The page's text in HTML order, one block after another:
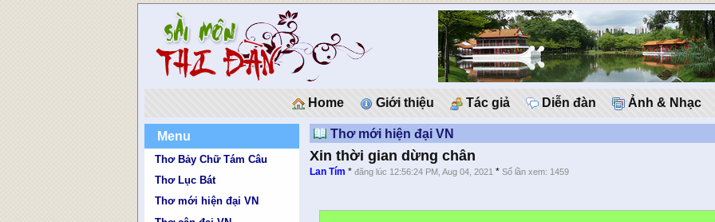
Home Giới thiệu Tác giả Diễn đàn Ảnh & Nhạc
Menu
Thơ Bảy Chữ Tám Câu
Thơ Lục Bát
Thơ mới hiện đại VN
Thơ mới hiện đại VN
Xin thời gian dừng chân
Lan Tím *đăng lúc 12:56:24 PM, Aug 04, 2021 *Số lần xem: 1459